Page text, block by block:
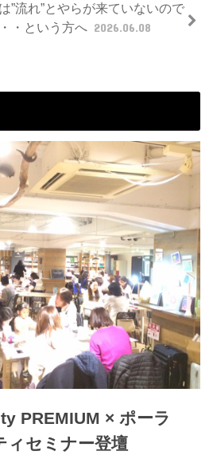
”流れ”とやらが来ていないので
・という方へ 2026.06.08
PREMIUM × ポーラ
ィセミナー登壇